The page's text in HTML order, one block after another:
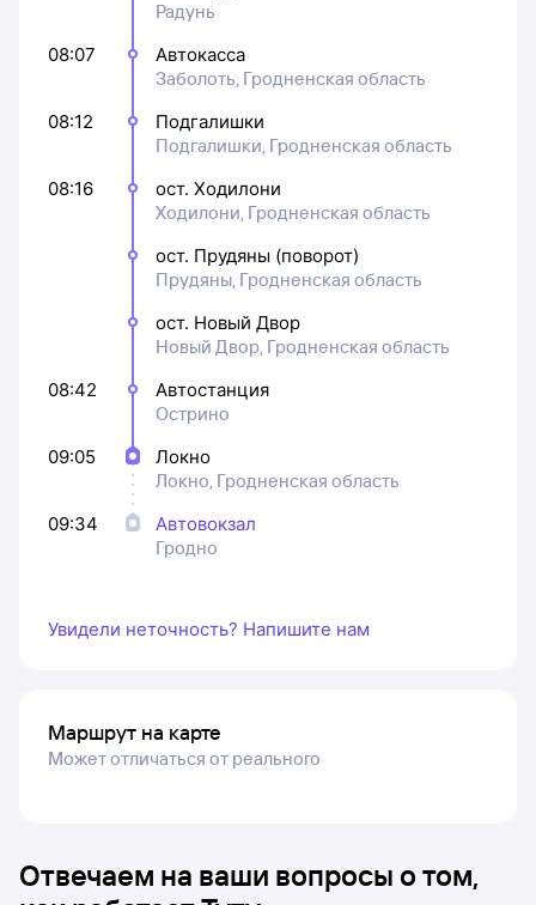
Радунь
08:07
Автокасса
Заболоть, Гродненская область
08:12
Подгалишки
Подгалишки, Гродненская область
08:16
ост. Ходилони
Ходилони, Гродненская область
ост. Прудяны (поворот)
Прудяны, Гродненская область
ост. Новый Двор
Новый Двор, Гродненская область
08:42
Автостанция
Острино
09:05
Локно
Локно, Гродненская область
09:34
Автовокзал
Гродно
Увидели неточность? Напишите нам
Маршрут на карте
Может отличаться от реального
Отвечаем на ваши вопросы о том,